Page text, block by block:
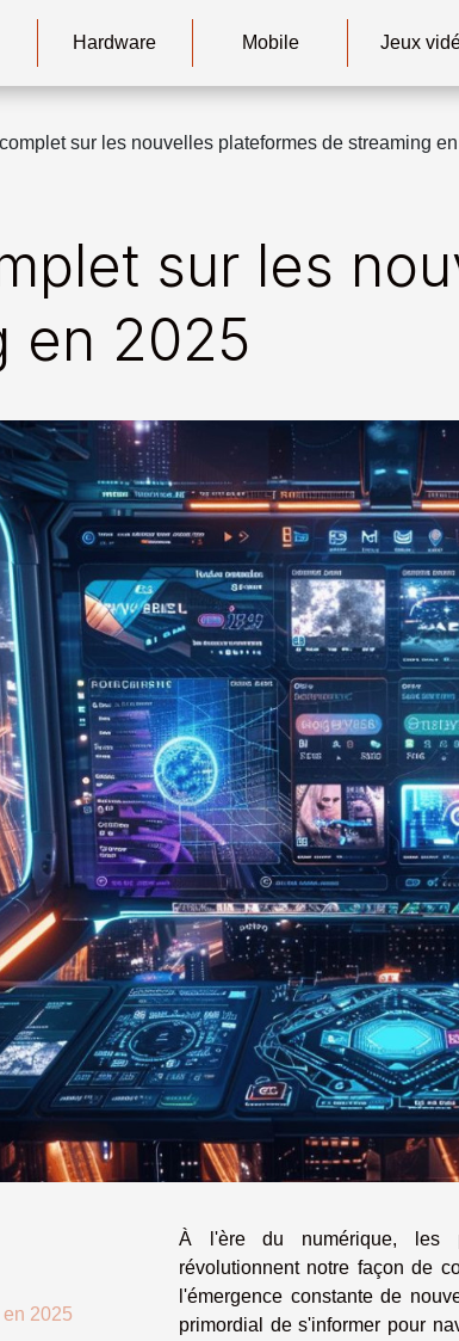
Hardware Mobile Jeux
sur les nouvelles plateformes de streaming
sur les
en 2025
en 2025
À l'ère du numérique, les
révolutionnent notre façon de
l'émergence constante de
primordial de s'informer pour